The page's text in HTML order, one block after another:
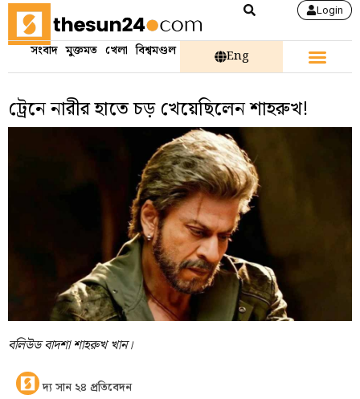
Login
সংবাদ মুক্তমত খেলা বিশ্বমণ্ডল Eng
ট্রেনে নারীর হাতে চড় খেয়েছিলেন শাহরুখ!
বলিউড বাদশা শাহরুখ খান।
দ্য সান ২৪ প্রতিবেদন